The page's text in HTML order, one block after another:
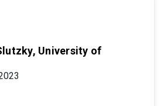
University of